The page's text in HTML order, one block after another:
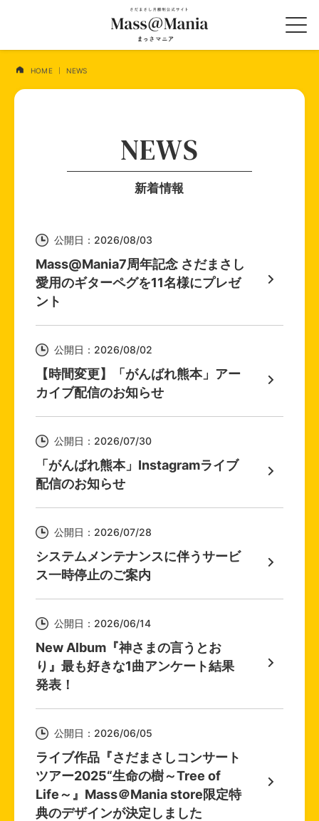
HOME NEWS
NEWS
新着情報
公開日：2026/08/03
Mass@Mania7周年記念 さだまさし
愛用のギターペグを11名様にプレゼ
ント
公開日：2026/08/02
【時間変更】「がんばれ熊本」アー
カイブ配信のお知らせ
公開日：2026/07/30
「がんばれ熊本」Instagramライブ
配信のお知らせ
公開日：2026/07/28
システムメンテナンスに伴うサービ
ス一時停止のご案内
公開日：2026/06/14
New Album『神さまの言うとお
り』最も好きな1曲アンケート結果
発表！
公開日：2026/06/05
ライブ作品『さだまさしコンサート
ツアー2025“生命の樹～Tree of
Life～』Mass＠Mania store限定特
典のデザインが決定しました